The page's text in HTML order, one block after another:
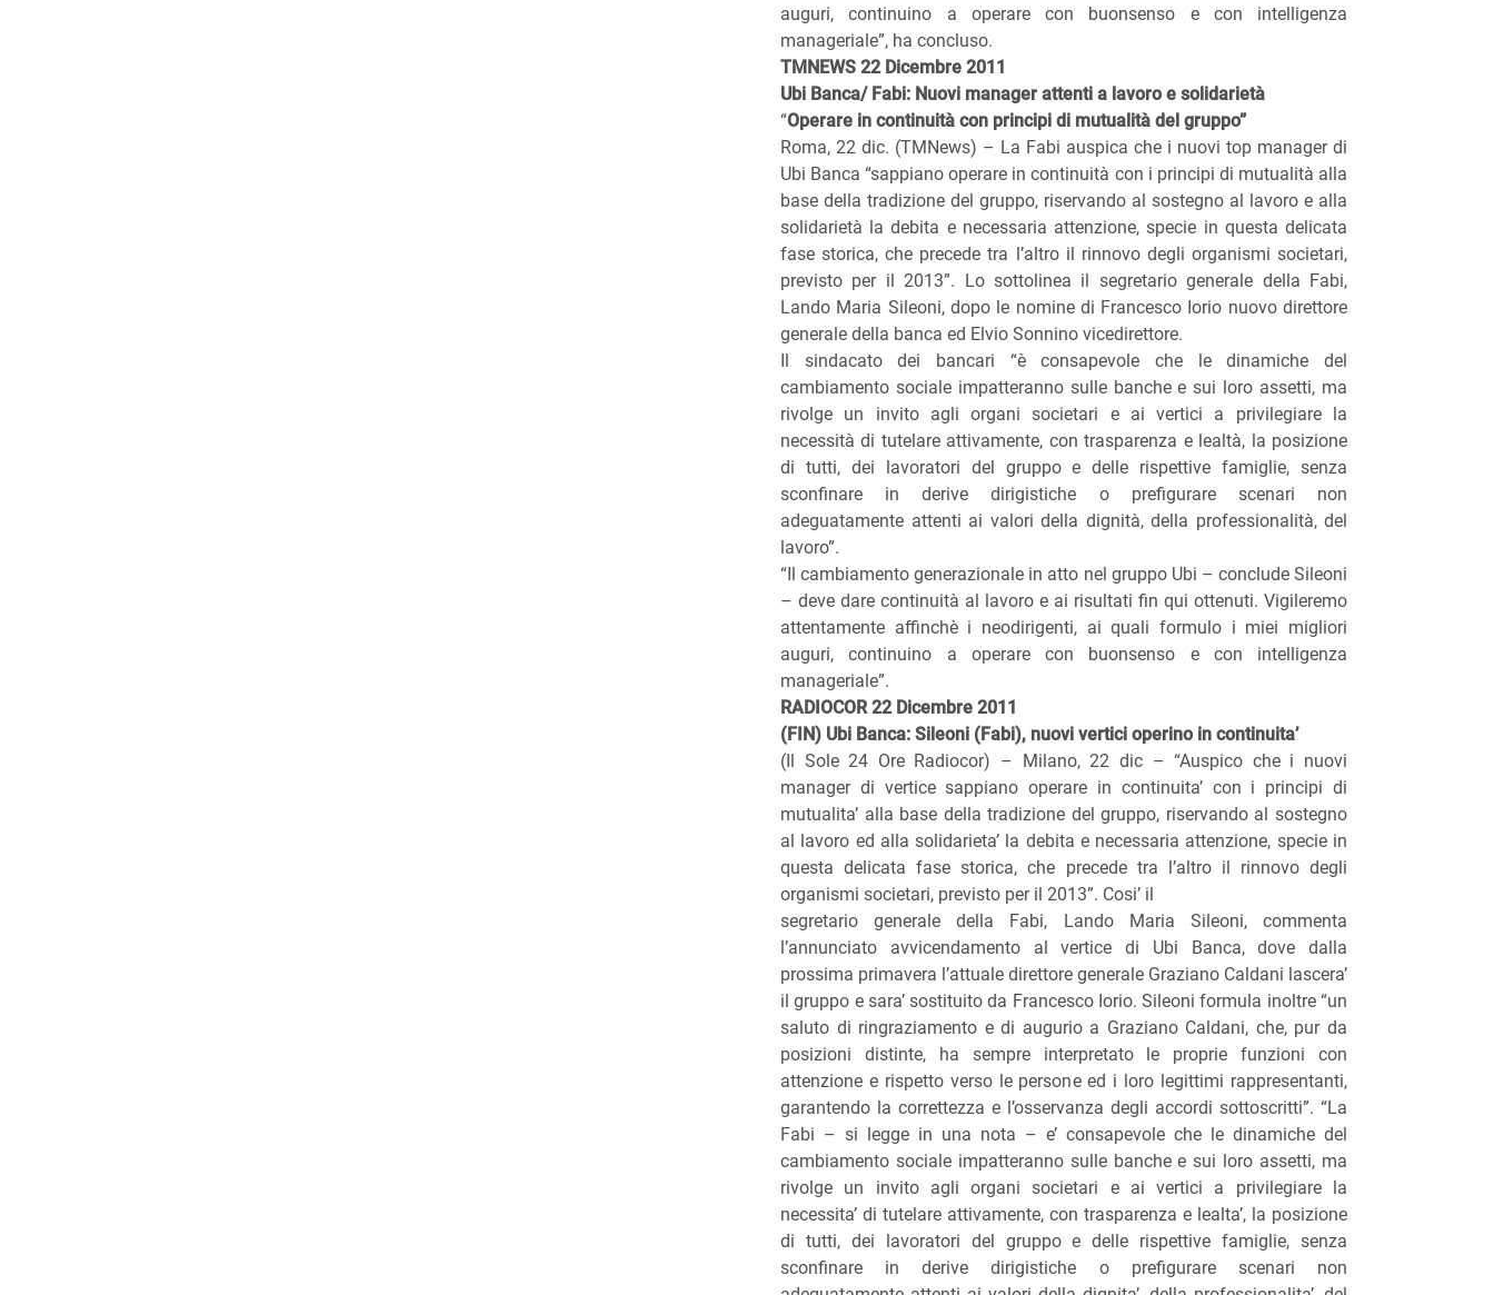
auguri, continuino a operare con buonsenso e con intelligenza
manageriale”, ha concluso.
TMNEWS 22 Dicembre 2011
Ubi Banca/ Fabi: Nuovi manager attenti a lavoro e solidarietà
“Operare in continuità con principi di mutualità del gruppo”
Roma, 22 dic. (TMNews) – La Fabi auspica che i nuovi top manager di
Ubi Banca “sappiano operare in continuità con i principi di mutualità alla
base della tradizione del gruppo, riservando al sostegno al lavoro e alla
solidarietà la debita e necessaria attenzione, specie in questa delicata
fase storica, che precede tra l’altro il rinnovo degli organismi societari,
previsto per il 2013”. Lo sottolinea il segretario generale della Fabi,
Lando Maria Sileoni, dopo le nomine di Francesco Iorio nuovo direttore
generale della banca ed Elvio Sonnino vicedirettore.
Il sindacato dei bancari “è consapevole che le dinamiche del
cambiamento sociale impatteranno sulle banche e sui loro assetti, ma
rivolge un invito agli organi societari e ai vertici a privilegiare la
necessità di tutelare attivamente, con trasparenza e lealtà, la posizione
di tutti, dei lavoratori del gruppo e delle rispettive famiglie, senza
sconfinare in derive dirigistiche o prefigurare scenari non
adeguatamente attenti ai valori della dignità, della professionalità, del
lavoro”.
“Il cambiamento generazionale in atto nel gruppo Ubi – conclude Sileoni
– deve dare continuità al lavoro e ai risultati fin qui ottenuti. Vigileremo
attentamente affinchè i neodirigenti, ai quali formulo i miei migliori
auguri, continuino a operare con buonsenso e con intelligenza
manageriale”.
RADIOCOR 22 Dicembre 2011
(FIN) Ubi Banca: Sileoni (Fabi), nuovi vertici operino in continuita’
(Il Sole 24 Ore Radiocor) – Milano, 22 dic – “Auspico che i nuovi
manager di vertice sappiano operare in continuita’ con i principi di
mutualita’ alla base della tradizione del gruppo, riservando al sostegno
al lavoro ed alla solidarieta’ la debita e necessaria attenzione, specie in
questa delicata fase storica, che precede tra l’altro il rinnovo degli
organismi societari, previsto per il 2013”. Cosi’ il
segretario generale della Fabi, Lando Maria Sileoni, commenta
l’annunciato avvicendamento al vertice di Ubi Banca, dove dalla
prossima primavera l’attuale direttore generale Graziano Caldani lascera’
il gruppo e sara’ sostituito da Francesco Iorio. Sileoni formula inoltre “un
saluto di ringraziamento e di augurio a Graziano Caldani, che, pur da
posizioni distinte, ha sempre interpretato le proprie funzioni con
attenzione e rispetto verso le persone ed i loro legittimi rappresentanti,
garantendo la correttezza e l’osservanza degli accordi sottoscritti”. “La
Fabi – si legge in una nota – e’ consapevole che le dinamiche del
cambiamento sociale impatteranno sulle banche e sui loro assetti, ma
rivolge un invito agli organi societari e ai vertici a privilegiare la
necessita’ di tutelare attivamente, con trasparenza e lealta’, la posizione
di tutti, dei lavoratori del gruppo e delle rispettive famiglie, senza
sconfinare in derive dirigistiche o prefigurare scenari non